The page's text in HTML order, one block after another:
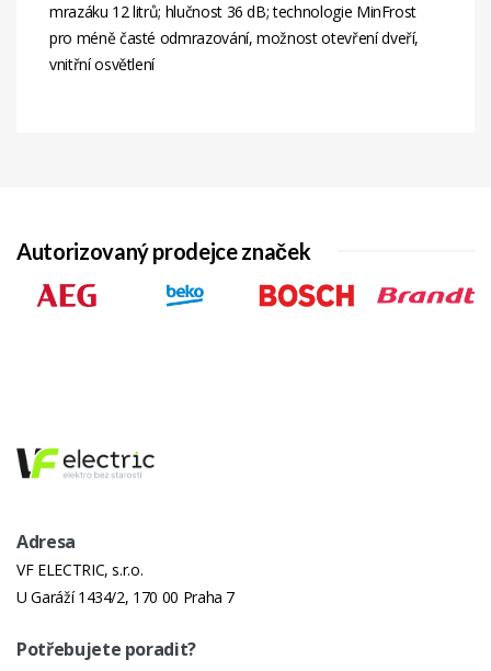
mrazáku 12 litrů; hlučnost 36 dB; technologie MinFrost
pro méně časté odmrazování, možnost otevření dveří,
vnitřní osvětlení
časté odmrazování
Autorizovaný prodejce značek
Adresa
VF ELECTRIC, s.r.o.
U Garáží 1434/2, 170 00 Praha 7
Potřebujete poradit?